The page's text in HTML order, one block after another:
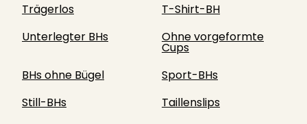
Trägerlos
T-Shirt-BH
Unterlegter BHs
Ohne vorgeformte
Cups
BHs ohne Bügel
Sport-BHs
Still-BHs
Taillenslips